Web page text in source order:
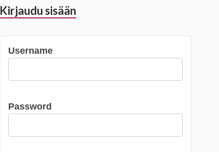
Kirjaudu sisään
Username
Password